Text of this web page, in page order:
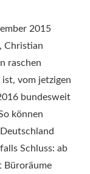
2015
Christian
raschen
vom jetzigen
bundesweit
können
Schluss: ab
Büroräume